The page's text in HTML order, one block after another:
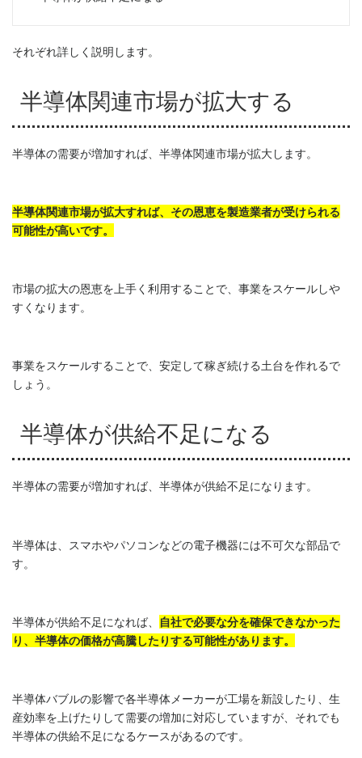
それぞれ詳しく説明します。
半導体関連市場が拡大する
半導体の需要が増加すれば、半導体関連市場が拡大します。
半導体関連市場が拡大すれば、その恩恵を製造業者が受けられる
可能性が高いです。
市場の拡大の恩恵を上手く利用することで、事業をスケールしや
すくなります。
事業をスケールすることで、安定して稼ぎ続ける土台を作れるで
しょう。
半導体が供給不足になる
半導体の需要が増加すれば、半導体が供給不足になります。
半導体は、スマホやパソコンなどの電子機器には不可欠な部品で
す。
半導体が供給不足になれば、
自社で必要な分を確保できなかった
り、半導体の価格が高騰したりする可能性があります。
半導体バブルの影響で各半導体メーカーが工場を新設したり、生
産効率を上げたりして需要の増加に対応していますが、それでも
半導体の供給不足になるケースがあるのです。